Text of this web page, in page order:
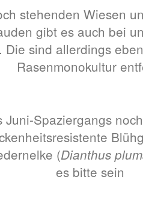
stehenden Wiesen
gibt es auch bei
Die sind allerdings
Rasenmonokultur
Juni-Spaziergangs
(Dianthus
es bitte sein